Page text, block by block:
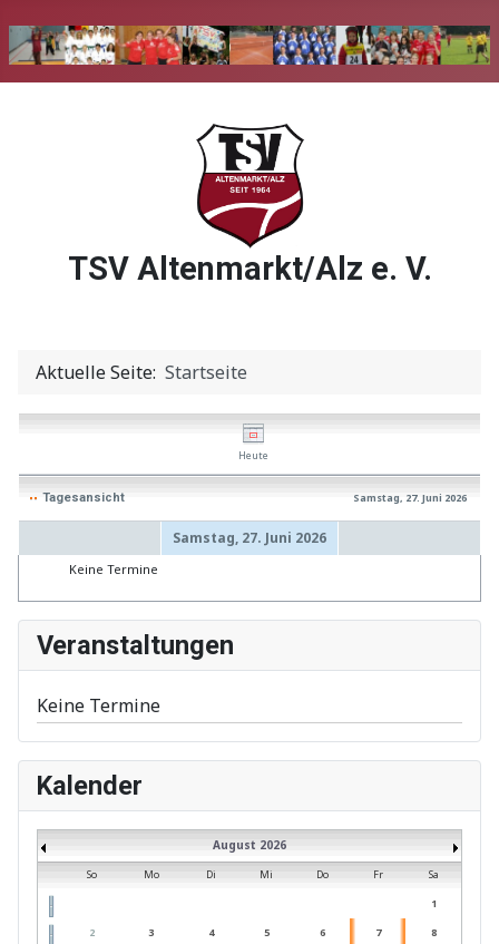
TSV Altenmarkt/Alz e. V.
Aktuelle Seite: Startseite
Heute
Tagesansicht Samstag, 27. Juni 2026
Samstag, 27. Juni 2026
Keine Termine
Veranstaltungen
Keine Termine
Kalender
August 2026
So Mo Di Mi Do Fr
Sa
1
2
3 4 5 6 7
8